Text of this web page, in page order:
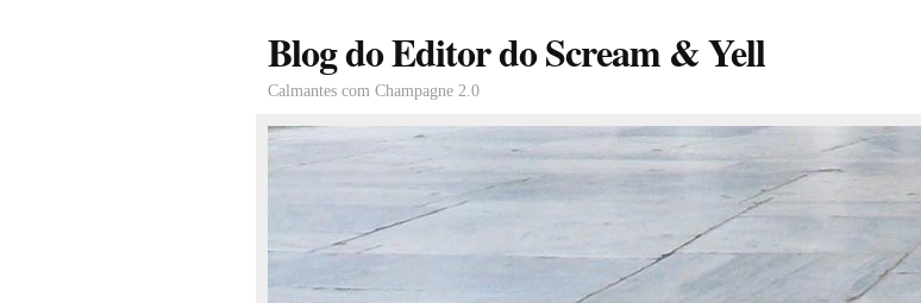
Blog do Editor do Scream & Yell
Calmantes com Champagne 2.0